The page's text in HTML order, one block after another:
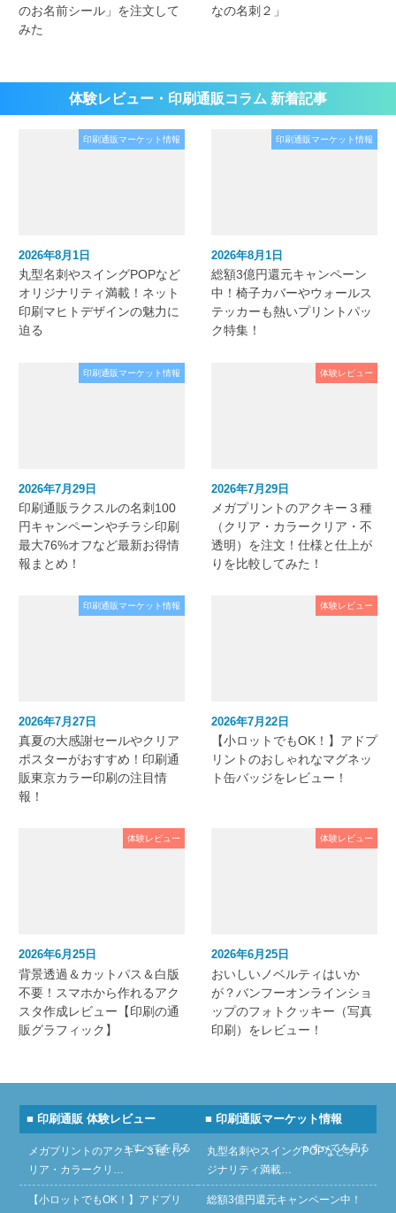
のお名前シール」を注文して
みた
なの名刺２」
体験レビュー・印刷通販コラム 新着記事
印刷通販マーケット情報
2026年8月1日
丸型名刺やスイングPOPなど
オリジナリティ満載！ネット
印刷マヒトデザインの魅力に
迫る
印刷通販マーケット情報
2026年8月1日
総額3億円還元キャンペーン
中！椅子カバーやウォールス
テッカーも熱いプリントパッ
ク特集！
印刷通販マーケット情報
2026年7月29日
印刷通販ラクスルの名刺100
円キャンペーンやチラシ印刷
最大76%オフなど最新お得情
報まとめ！
体験レビュー
2026年7月29日
メガプリントのアクキー３種
（クリア・カラークリア・不
透明）を注文！仕様と仕上が
りを比較してみた！
印刷通販マーケット情報
2026年7月27日
真夏の大感謝セールやクリア
ポスターがおすすめ！印刷通
販東京カラー印刷の注目情
報！
体験レビュー
2026年7月22日
【小ロットでもOK！】アドプ
リントのおしゃれなマグネッ
ト缶バッジをレビュー！
体験レビュー
2026年6月25日
背景透過＆カットパス＆白版
不要！スマホから作れるアク
スタ作成レビュー【印刷の通
販グラフィック】
体験レビュー
2026年6月25日
おいしいノベルティはいか
が？バンフーオンラインショ
ップのフォトクッキー（写真
印刷）をレビュー！
■ 印刷通販 体験レビュー
» すべてを見る
メガプリントのアクキー３種（ク
リア・カラークリ…
【小ロットでもOK！】アドプリ
■ 印刷通販マーケット情報
» すべてを見る
丸型名刺やスイングPOPなどオリ
ジナリティ満載…
総額3億円還元キャンペーン中！